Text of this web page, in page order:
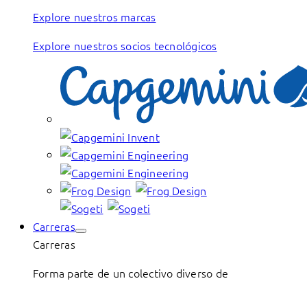
Explore nuestros marcas
Explore nuestros socios tecnológicos
Carreras
Carreras
Forma parte de un colectivo diverso de